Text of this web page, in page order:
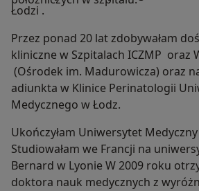
Łodzi .
Przez ponad 20 lat zdobywałam
kliniczne w Szpitalach ICZMP oraz
(Ośrodek im. Madurowicza) oraz
adiunkta w Klinice Perinatologii
Medycznego w Łodz.
Ukończyłam Uniwersytet
Studiowałam we Francji na
Bernard w Lyonie W 2009 roku
doktora nauk medycznych z